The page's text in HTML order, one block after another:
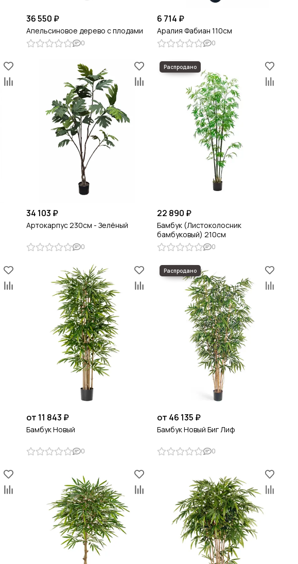
36 550 ₽
Апельсиновое дерево с плодами
0
6 714 ₽
Аралия Фабиан 110см
0
34 103 ₽
Артокарпус 230см - Зелёный
0
22 890 ₽
Бамбук (Листоколосник
бамбуковый) 210см
0
от 11 843 ₽
Бамбук Новый
0
от 46 135 ₽
Бамбук Новый Биг Лиф
0